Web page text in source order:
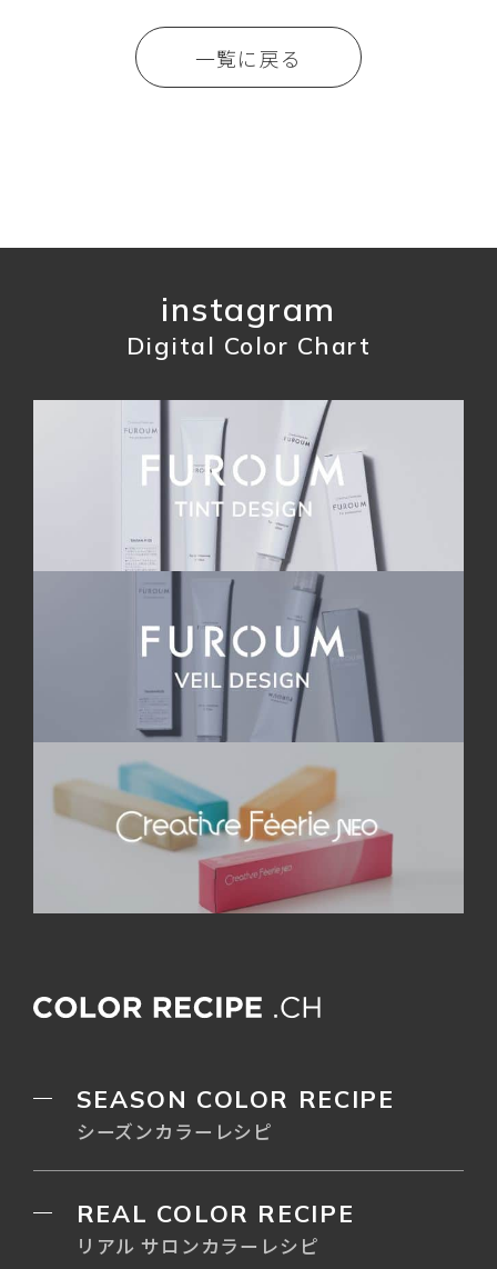
一覧に戻る
instagram
Digital Color Chart
SEASON COLOR RECIPE
シーズンカラーレシピ
REAL COLOR RECIPE
リアル サロンカラーレシピ